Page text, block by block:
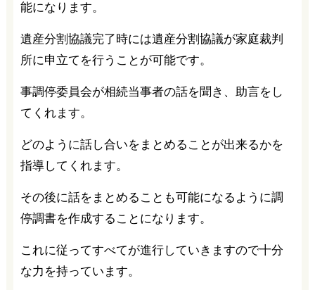
能になります。
遺産分割協議完了時には遺産分割協議が家庭裁判
所に申立てを行うことが可能です。
事調停委員会が相続当事者の話を聞き、助言をし
てくれます。
どのように話し合いをまとめることが出来るかを
指導してくれます。
その後に話をまとめることも可能になるように調
停調書を作成することになります。
これに従ってすべてが進行していきますので十分
な力を持っています。